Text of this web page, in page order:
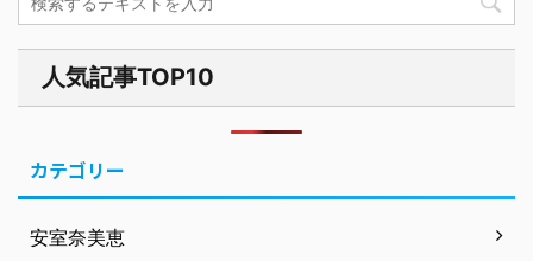
人気記事TOP10
カテゴリー
安室奈美恵